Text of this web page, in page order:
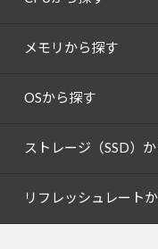
メモリから探す
OSから探す
ストレージ（SSD）
リフレッシュレート